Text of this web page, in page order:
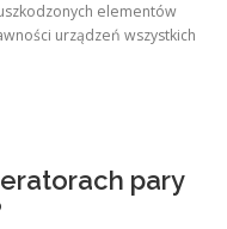
elementów
urządzeń wszystkich
pary